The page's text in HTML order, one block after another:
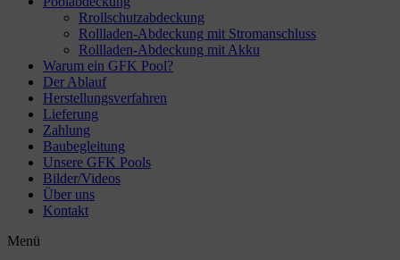
Rrollschutzabdeckung
Rollladen-Abdeckung mit Stromanschluss
Rollladen-Abdeckung mit Akku
Warum ein GFK Pool?
Der Ablauf
Herstellungsverfahren
Lieferung
Zahlung
Baubegleitung
Unsere GFK Pools
Bilder/Videos
Über uns
Kontakt
Menü